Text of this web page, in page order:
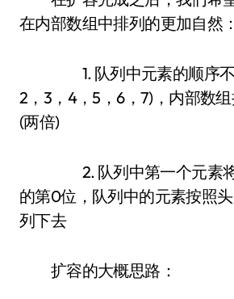
在内部数组中排列的更加自然：
1. 队列中元素的顺序不变
2，3，4，5，6，7)，内部数
(两倍)
2. 队列中第一个元素将
的第0位，队列中的元素按照
列下去
扩容的大概思路：